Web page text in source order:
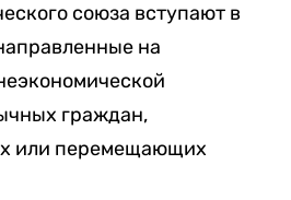
союза вступают в
на
граждан,
или перемещающих